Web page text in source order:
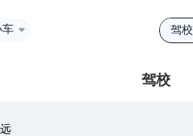
车 驾校
驾校